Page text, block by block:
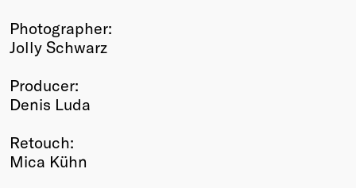
Photographer:
Jolly Schwarz
Producer:
Denis Luda
Retouch:
Mica Kühn